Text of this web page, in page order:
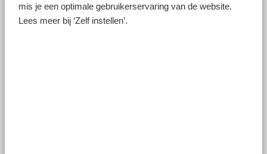
mis je een optimale gebruikerservaring van de website.
Lees meer bij ‘Zelf instellen’.
verzekerings- of beleggingsproduct gekoppeld aan de eigen woning af
te sluiten. Heeft u een bestaand spaar-, verzekerings- of
beleggingsproduct gekoppeld aan de oude eigenwoninglening, dan